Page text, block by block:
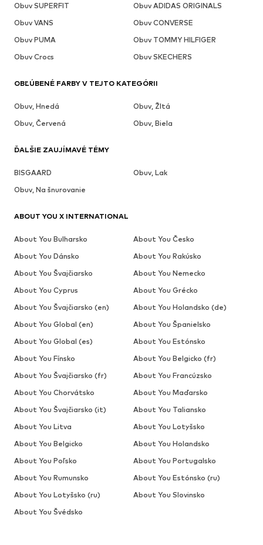
Obuv SUPERFIT
Obuv ADIDAS ORIGINALS
Obuv VANS
Obuv CONVERSE
Obuv PUMA
Obuv TOMMY HILFIGER
Obuv Crocs
Obuv SKECHERS
OBĽÚBENÉ FARBY V TEJTO KATEGÓRII
Obuv, Hnedá
Obuv, Žltá
Obuv, Červená
Obuv, Biela
ĎALŠIE ZAUJÍMAVÉ TÉMY
BISGAARD
Obuv, Lak
Obuv, Na šnurovanie
ABOUT YOU X INTERNATIONAL
About You Bulharsko
About You Česko
About You Dánsko
About You Rakúsko
About You Švajčiarsko
About You Nemecko
About You Cyprus
About You Grécko
About You Švajčiarsko (en)
About You Holandsko (de)
About You Global (en)
About You Španielsko
About You Global (es)
About You Estónsko
About You Fínsko
About You Belgicko (fr)
About You Švajčiarsko (fr)
About You Francúzsko
About You Chorvátsko
About You Maďarsko
About You Švajčiarsko (it)
About You Taliansko
About You Litva
About You Lotyšsko
About You Belgicko
About You Holandsko
About You Poľsko
About You Portugalsko
About You Rumunsko
About You Estónsko (ru)
About You Lotyšsko (ru)
About You Slovinsko
About You Švédsko